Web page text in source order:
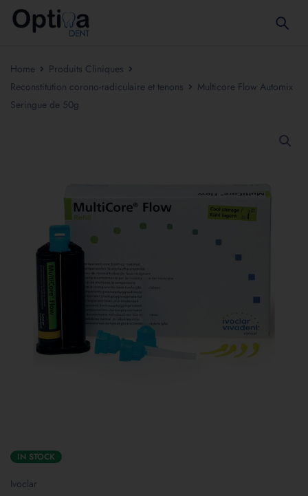
Home
Produits Cliniques
Reconstitution corono-radiculaire et tenons
Multicore Flow Automix
Seringue de 50g
IN STOCK
Ivoclar